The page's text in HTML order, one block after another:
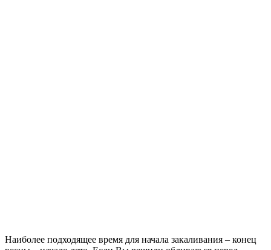
Наиболее подходящее время для начала закаливания – конец